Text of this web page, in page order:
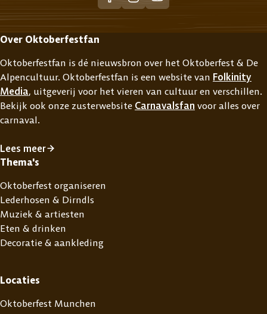
Over Oktoberfestfan
Oktoberfestfan is dé nieuwsbron over het Oktoberfest & De
Alpencultuur. Oktoberfestfan is een website van Folkinity
Media, uitgeverij voor het vieren van cultuur en verschillen.
Bekijk ook onze zusterwebsite Carnavalsfan voor alles over
carnaval.
Lees meer
Thema's
Oktoberfest organiseren
Lederhosen & Dirndls
Muziek & artiesten
Eten & drinken
Decoratie & aankleding
Locaties
Oktoberfest Munchen